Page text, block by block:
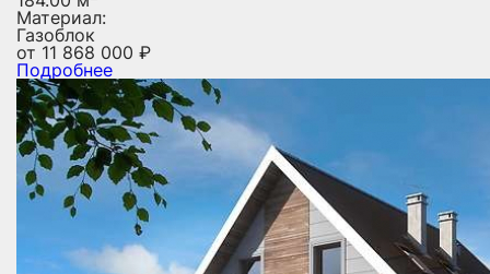
Материал:
Газоблок
от 11 868 000 ₽
Подробнее